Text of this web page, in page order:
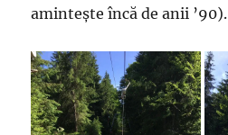
amintește încă de anii ’90).